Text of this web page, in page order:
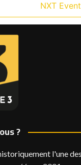
NXT Event
?
l'une